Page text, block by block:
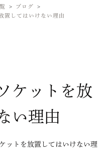
ブログ
置してはいけない理由
ケットを放
い理由